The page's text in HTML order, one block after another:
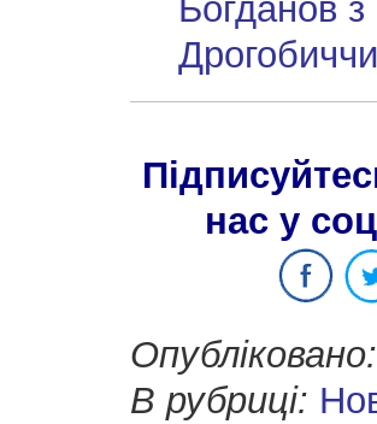
Богданов з
нас у
Опубліковано:
В рубриці: